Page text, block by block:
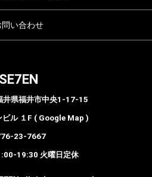
問い合わせ
SE7EN
県福井市中央1-17-15
ビル １F ( Google Map )
23-7667
19:30 火曜日定休